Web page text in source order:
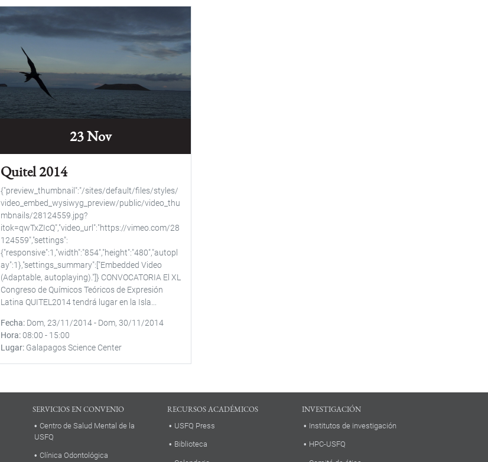
23 Nov
Quitel 2014
{"preview_thumbnail":"/sites/default/files/styles/
video_embed_wysiwyg_preview/public/video_thu
mbnails/28124559.jpg?
itok=qwTxZIcQ","video_url":"https://vimeo.com/28
124559","settings":
{"responsive":1,"width":"854","height":"480","autopl
ay":1},"settings_summary":["Embedded Video
(Adaptable, autoplaying)."]} CONVOCATORIA El XL
Congreso de Químicos Teóricos de Expresión
Latina QUITEL2014 tendrá lugar en la Isla...
Fecha Dom, 23/11/2014- Dom, 30/11/2014
Hora 08:00 - 15:00
Lugar Galapagos Science Center
SERVICIOS EN CONVENIO
Centro de Salud Mental de la
USFQ
Clínica Odontológica
RECURSOS ACADÉMICOS
USFQ Press
Biblioteca
INVESTIGACIÓN
Institutos de investigación
HPC-USFQ